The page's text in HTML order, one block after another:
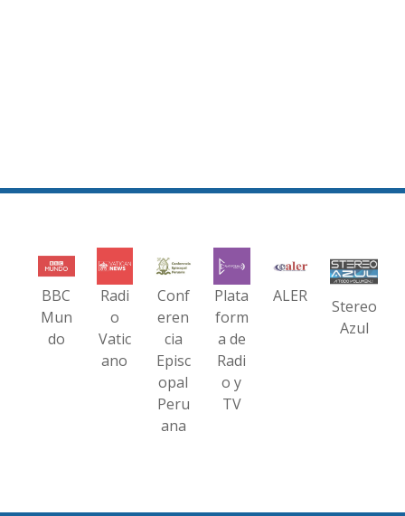
BBC
Mun
do
Radi
o
Vatic
ano
Conf
eren
cia
Episc
opal
Peru
ana
Plata
form
a de
Radi
o y
TV
ALER
Stereo
Azul